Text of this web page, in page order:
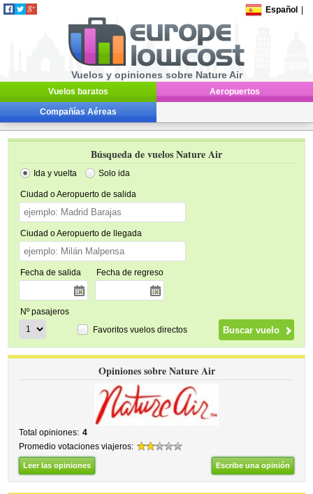
Español
Vuelos y opiniones sobre Nature Air
Vuelos baratos Aeropuertos
Compañías Aéreas
Búsqueda de vuelos Nature Air
Ida y vuelta Solo ida
Ciudad o Aeropuerto de salida
Ciudad o Aeropuerto de llegada
Fecha de salida Fecha de regreso
Nº pasajeros
Favoritos vuelos directos
Opiniones sobre Nature Air
Total opiniones: 4
Promedio votaciones viajeros:
Leer las opiniones Escribe una opinión